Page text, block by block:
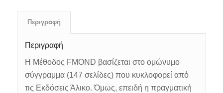
Περιγραφή
Περιγραφή
Η Μέθοδος FMOND βασίζεται στο ομώνυμο
σύγγραμμα (147 σελίδες) που κυκλοφορεί από
τις Εκδόσεις Άλικο. Όμως, επειδή η πραγματική